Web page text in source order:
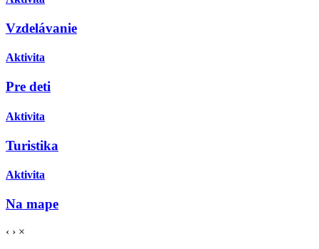
Vzdelávanie
Aktivita
Pre deti
Aktivita
Turistika
Aktivita
Na mape
‹ › ×